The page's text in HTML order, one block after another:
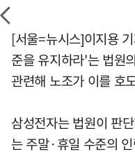
[서울=뉴시스]이지용
준을 유지하라'는 법원
관련해 노조가 이를 호
삼성전자는 법원이 판
는 주말·휴일 수준의